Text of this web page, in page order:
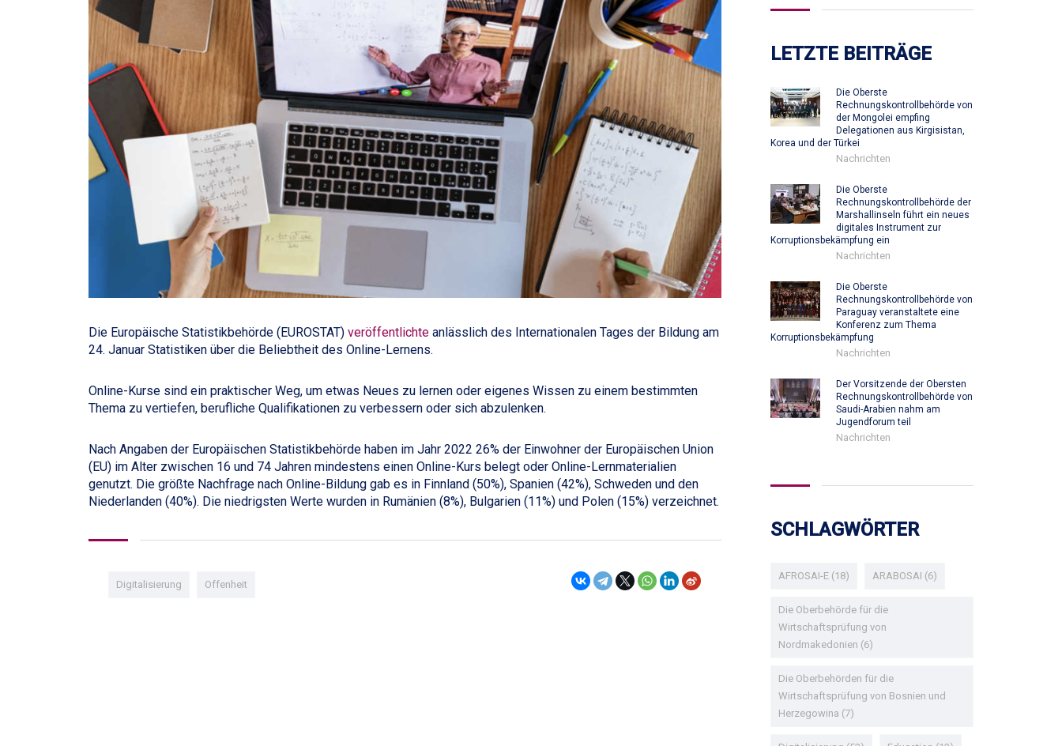
Die Europäische Statistikbehörde (EUROSTAT) veröffentlichte anlässlich des Internationalen Tages der Bildung am
24. Januar Statistiken über die Beliebtheit des Online-Lernens.
Online-Kurse sind ein praktischer Weg, um etwas Neues zu lernen oder eigenes Wissen zu einem bestimmten
Thema zu vertiefen, berufliche Qualifikationen zu verbessern oder sich abzulenken.
Nach Angaben der Europäischen Statistikbehörde haben im Jahr 2022 26% der Einwohner der Europäischen Union
(EU) im Alter zwischen 16 und 74 Jahren mindestens einen Online-Kurs belegt oder Online-Lernmaterialien
genutzt. Die größte Nachfrage nach Online-Bildung gab es in Finnland (50%), Spanien (42%), Schweden und den
Niederlanden (40%). Die niedrigsten Werte wurden in Rumänien (8%), Bulgarien (11%) und Polen (15%) verzeichnet.
Digitalisierung Offenheit
LETZTE BEITRÄGE
Die Oberste
Rechnungskontrollbehörde von
der Mongolei empfing
Delegationen aus Kirgisistan,
Korea und der Türkei
Nachrichten
Die Oberste
Rechnungskontrollbehörde der
Marshallinseln führt ein neues
digitales Instrument zur
Korruptionsbekämpfung ein
Nachrichten
Die Oberste
Rechnungskontrollbehörde von
Paraguay veranstaltete eine
Konferenz zum Thema
Korruptionsbekämpfung
Nachrichten
Der Vorsitzende der Obersten
Rechnungskontrollbehörde von
Saudi-Arabien nahm am
Jugendforum teil
Nachrichten
SCHLAGWÖRTER
AFROSAI-E(18) ARABOSAI (6)
Die Oberbehörde für die
Wirtschaftsprüfung von
Nordmakedonien (6)
Die Oberbehörden für die
Wirtschaftsprüfung von Bosnien und
Herzegowina (7)